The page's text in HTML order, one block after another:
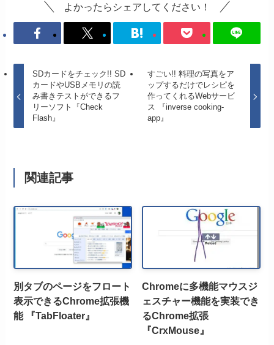
よかったらシェアしてください！
SDカードをチェック!! SD
カードやUSBメモリの読
み書きテストができるフ
リーソフト『Check
Flash』
すごい!! 料理の写真をア
ップするだけでレシピを
作ってくれるWebサービ
ス 『inverse cooking-
app』
関連記事
別タブのページをフロート
表示できるChrome拡張機
能 『TabFloater』
Chromeに多機能マウスジ
ェスチャー機能を実装でき
るChrome拡張
『CrxMouse』